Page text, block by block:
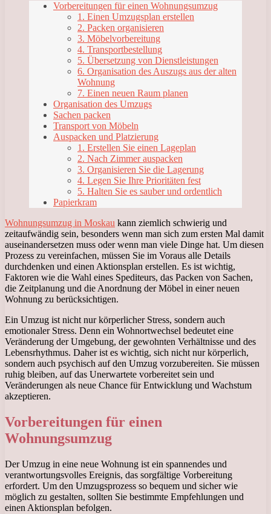
Vorbereitungen für einen Wohnungsumzug
1. Einen Umzugsplan erstellen
2. Packen organisieren
3. Möbelvorbereitung
4. Transportbestellung
5. Übersetzung von Dienstleistungen
6. Organisation des Auszugs aus der alten
Wohnung
7. Einen neuen Raum planen
Organisation des Umzugs
Sachen packen
Transport von Möbeln
Auspacken und Platzierung
1. Erstellen Sie einen Lageplan
2. Nach Zimmer auspacken
3. Organisieren Sie die Lagerung
4. Legen Sie Ihre Prioritäten fest
5. Halten Sie es sauber und ordentlich
Papierkram
Wohnungsumzug in Moskau kann ziemlich schwierig und
zeitaufwändig sein, besonders wenn man sich zum ersten Mal damit
auseinandersetzen muss oder wenn man viele Dinge hat. Um diesen
Prozess zu vereinfachen, müssen Sie im Voraus alle Details
durchdenken und einen Aktionsplan erstellen. Es ist wichtig,
Faktoren wie die Wahl eines Spediteurs, das Packen von Sachen,
die Zeitplanung und die Anordnung der Möbel in einer neuen
Wohnung zu berücksichtigen.
Ein Umzug ist nicht nur körperlicher Stress, sondern auch
emotionaler Stress. Denn ein Wohnortwechsel bedeutet eine
Veränderung der Umgebung, der gewohnten Verhältnisse und des
Lebensrhythmus. Daher ist es wichtig, sich nicht nur körperlich,
sondern auch psychisch auf den Umzug vorzubereiten. Sie müssen
ruhig bleiben, auf das Unerwartete vorbereitet sein und
Veränderungen als neue Chance für Entwicklung und Wachstum
akzeptieren.
Vorbereitungen für einen
Wohnungsumzug
Der Umzug in eine neue Wohnung ist ein spannendes und
verantwortungsvolles Ereignis, das sorgfältige Vorbereitung
erfordert. Um den Umzugsprozess so bequem und sicher wie
möglich zu gestalten, sollten Sie bestimmte Empfehlungen und
einen Aktionsplan befolgen.